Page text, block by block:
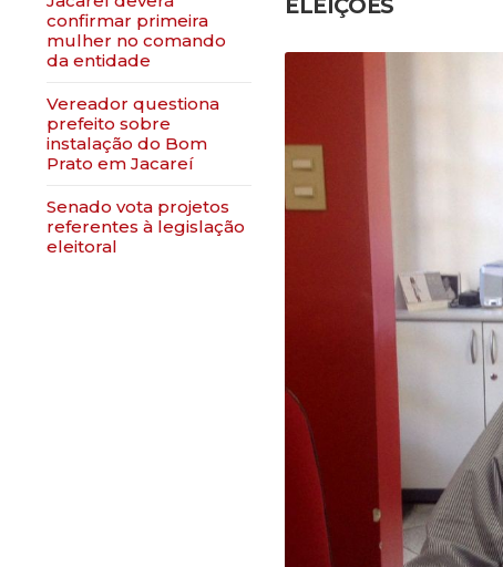
confirmar primeira
mulher no comando
da entidade
Vereador questiona
prefeito sobre
instalação do Bom
Prato em Jacareí
Senado vota projetos
referentes à legislação
eleitoral
ELEIÇÕES